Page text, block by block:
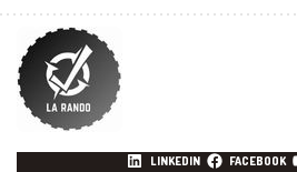
LINKEDIN FACEBOOK